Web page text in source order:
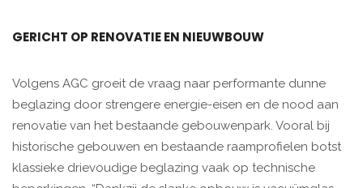
GERICHT OP RENOVATIE EN NIEUWBOUW
Volgens AGC groeit de vraag naar performante dunne
beglazing door strengere energie-eisen en de nood aan
renovatie van het bestaande gebouwenpark. Vooral bij
historische gebouwen en bestaande raamprofielen botst
klassieke drievoudige beglazing vaak op technische